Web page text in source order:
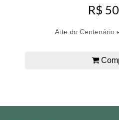
R$
Arte do Centenário